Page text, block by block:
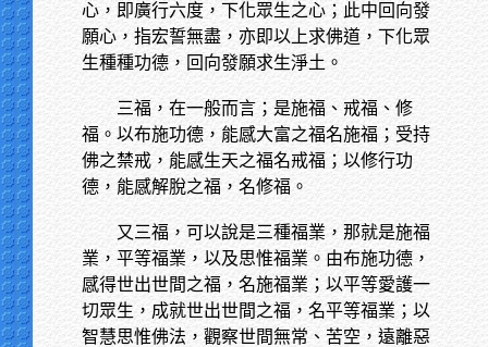
心，即廣行六度，下化眾生之心；此中回向發
願心，指宏誓無盡，亦即以上求佛道，下化眾
生種種功德，回向發願求生淨土。
三福，在一般而言；是施福、戒福、修
福。以布施功德，能感大富之福名施福；受持
佛之禁戒，能感生天之福名戒福；以修行功
德，能感解脫之福，名修福。
又三福，可以說是三種福業，那就是施福
業，平等福業，以及思惟福業。由布施功德，
感得世出世間之福，名施福業；以平等愛護一
切眾生，成就世出世間之福，名平等福業；以
智慧思惟佛法，觀察世間無常、苦空，遠離惡